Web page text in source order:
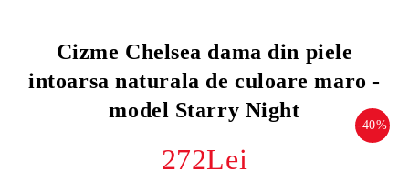
Cizme Chelsea dama din piele
intoarsa naturala de culoare maro -
model Starry Night
-40%
272Lei